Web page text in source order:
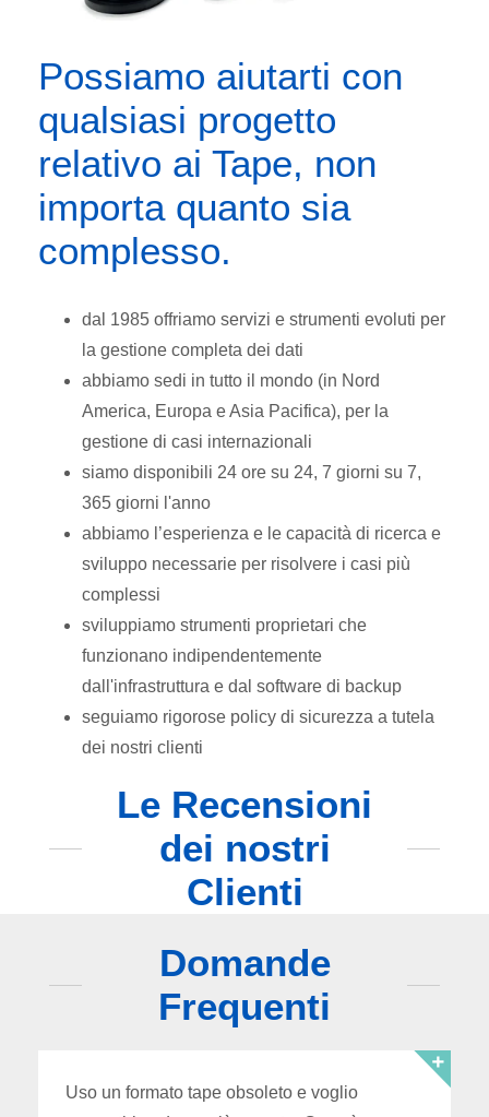
Possiamo aiutarti con
qualsiasi progetto
relativo ai Tape, non
importa quanto sia
complesso.
dal 1985 offriamo servizi e strumenti evoluti per
la gestione completa dei dati
abbiamo sedi in tutto il mondo (in Nord
America, Europa e Asia Pacifica), per la
gestione di casi internazionali
siamo disponibili 24 ore su 24, 7 giorni su 7,
365 giorni l'anno
abbiamo l’esperienza e le capacità di ricerca e
sviluppo necessarie per risolvere i casi più
complessi
sviluppiamo strumenti proprietari che
funzionano indipendentemente
dall'infrastruttura e dal software di backup
seguiamo rigorose policy di sicurezza a tutela
dei nostri clienti
Le Recensioni
dei nostri
Clienti
Domande
Frequenti
Uso un formato tape obsoleto e voglio